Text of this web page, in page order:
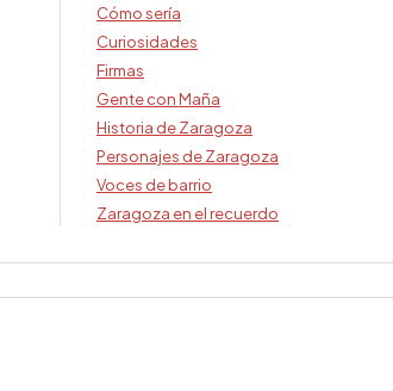
Cómo sería
Curiosidades
Firmas
Gente con Maña
Historia de Zaragoza
Personajes de Zaragoza
Voces de barrio
Zaragoza en el recuerdo